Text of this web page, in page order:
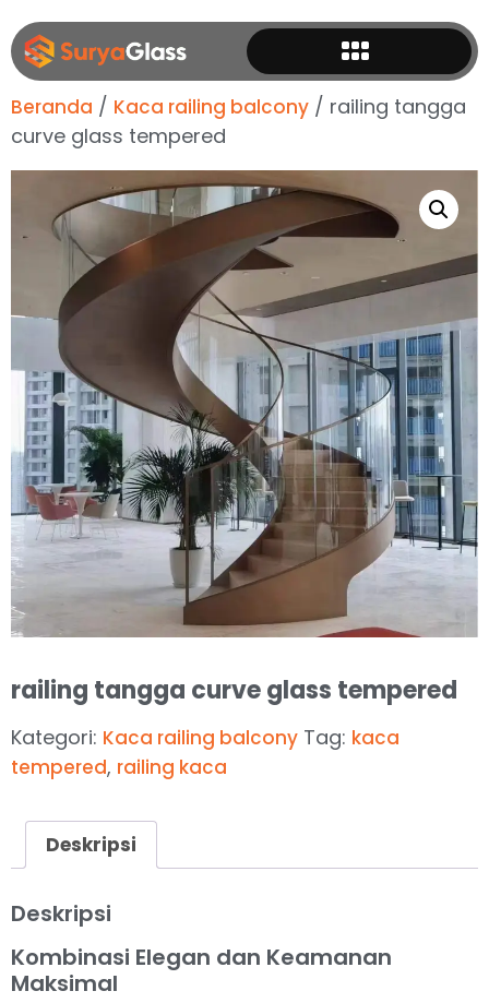
Beranda / Kaca railing balcony / railing tangga
curve glass tempered
railing tangga curve glass tempered
Kategori: Kaca railing balcony Tag: kaca
tempered, railing kaca
Deskripsi
Deskripsi
Kombinasi Elegan dan Keamanan
Maksimal